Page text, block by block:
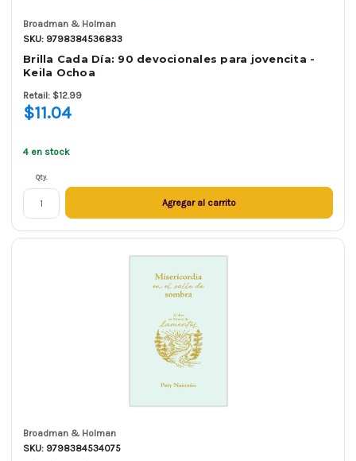
Broadman & Holman
SKU: 9798384536833
Brilla Cada Día: 90 devocionales para jovencita -
Keila Ochoa
Retail: $12.99
$11.04
4 en stock
Qty.
Agregar al carrito
Broadman & Holman
SKU: 9798384534075